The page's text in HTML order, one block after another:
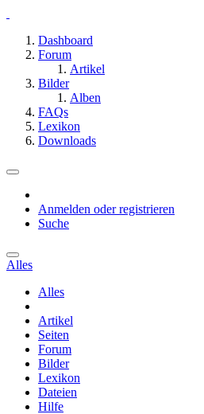
Dashboard
Forum
Artikel
Bilder
Alben
FAQs
Lexikon
Downloads
Anmelden oder registrieren
Suche
Alles
Alles
Artikel
Seiten
Forum
Bilder
Lexikon
Dateien
Hilfe